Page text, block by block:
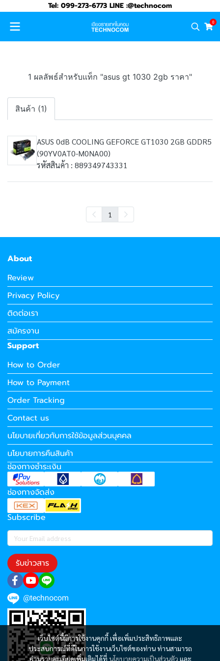
Tel: 099-273-6773 LINE :@technocom
0
1 ผลลัพธ์สำหรับแท็ก "asus gt 1030 2gb ราคา"
สินค้า (1)
ASUS 0dB COOLING GEFORCE GT1030 2GB GDDR5
(90YV0AT0-M0NA00)
รหัสสินค้า : 889349743331
1
เว็บไซต์นี้มีการใช้งานคุกกี้ เพื่อเพิ่มประสิทธิภาพและ
ประสบการณ์ที่ดีในการใช้งานเว็บไซต์ของท่าน ท่านสามารถ
อ่านรายละเอียดเพิ่มเติมได้ที่ นโยบายความเป็นส่วนตัว และ
About
Review
Privacy Policy
ติดต่อเรา
สมัครงาน
Support
How to Order
How to Payment
Order Tracking
Contact us
นโยบายเกี่ยวกับการใช้ข้อมูลส่วนบุคคล
นโยบายการคืนสินค้า
ช่องทางชำระเงิน
ช่องทางจัดส่ง
Subscribe
รับข่าวสาร
@technocom